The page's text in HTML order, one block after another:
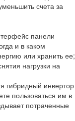
счета за
панели
и в каком
или хранить ее;
нагрузки на
гибридный инвертор
пользоваться им в
потраченные